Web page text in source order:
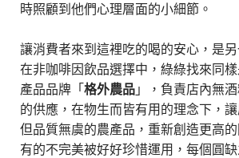
時照顧到他們心理層面的小細節。
讓消費者來到這裡吃的喝的安心，是另
在非咖啡因飲品選擇中，綠綠找來同
產品品牌「 格外農品 」，負責店內無
的供應，在物生而皆有用的理念下，
但品質無虞的農產品，重新創造更高
有的不完美被好好珍惜運用，每個圓